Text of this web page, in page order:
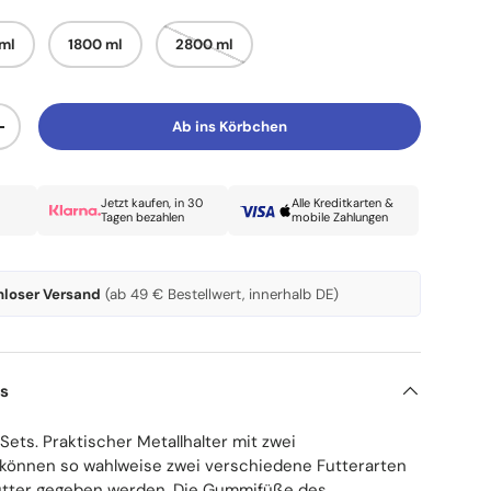
1800 ml 2800 ml
erhöhen Ab ins Körbchen
Jetzt kaufen, in 30
Tagen bezahlen
Alle Kreditkarten &
mobile Zahlungen
Versand (ab 49 € Bestellwert, innerhalb DE)
Praktischer Metallhalter mit zwei
so wahlweise zwei verschiedene Futterarten